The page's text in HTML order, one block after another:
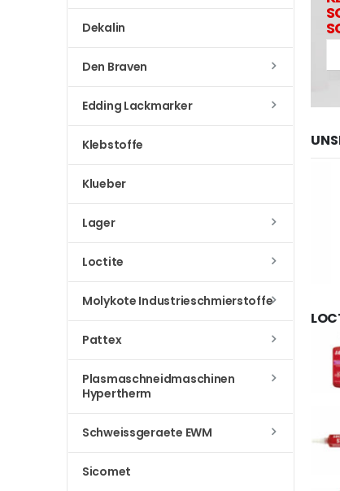
Dekalin
Den Braven
Edding Lackmarker
Klebstoffe
Klueber
Lager
Loctite
Molykote Industrieschmierstoffe
Pattex
Plasmaschneidmaschinen
Hypertherm
Schweissgeraete EWM
Sicomet